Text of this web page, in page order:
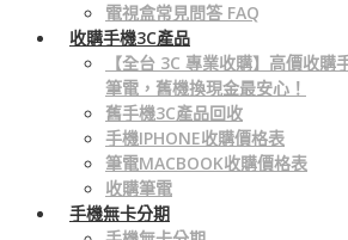
電視盒常見問答 FAQ
收購手機3C產品
【全台 3C 專業收購】高價收購
筆電，舊機換現金最安心！
舊手機3C產品回收
手機IPHONE收購價格表
筆電MACBOOK收購價格表
收購筆電
手機無卡分期